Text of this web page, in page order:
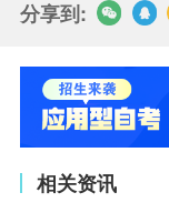
分享到:
相关资讯